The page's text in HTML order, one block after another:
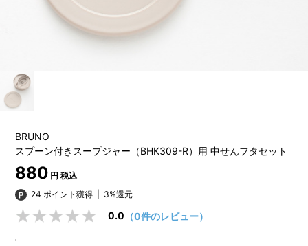
BRUNO
スプーン付きスープジャー（BHK309-R）用 中せんフタセット
880 円 税込
24 ポイント獲得
3%還元
0.0 （0件のレビュー）